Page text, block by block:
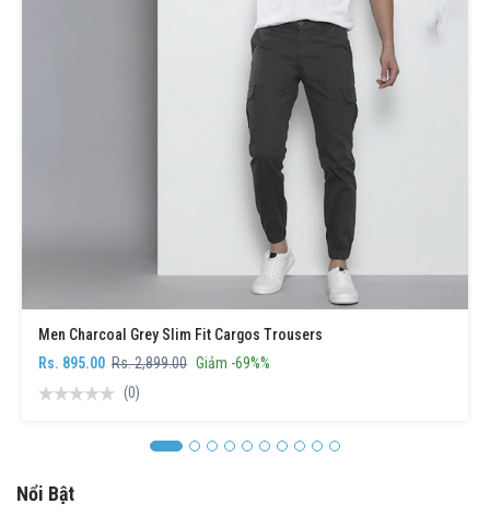
Men Charcoal Grey Slim Fit Cargos Trousers
Rs. 895.00 Rs. 2,899.00 Giảm -69%%
(0)
Nổi Bật